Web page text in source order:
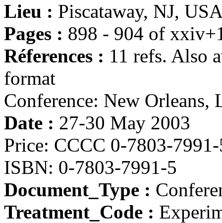
Lieu : Piscataway, NJ,
Pages : 898 - 904 of
Réferences : 11 refs. Also
format
Conference: New Orleans,
Date : 27-30 May 2003
Price: CCCC 0-7803-
ISBN: 0-7803-7991-5
Document_Type :
Treatment_Code :